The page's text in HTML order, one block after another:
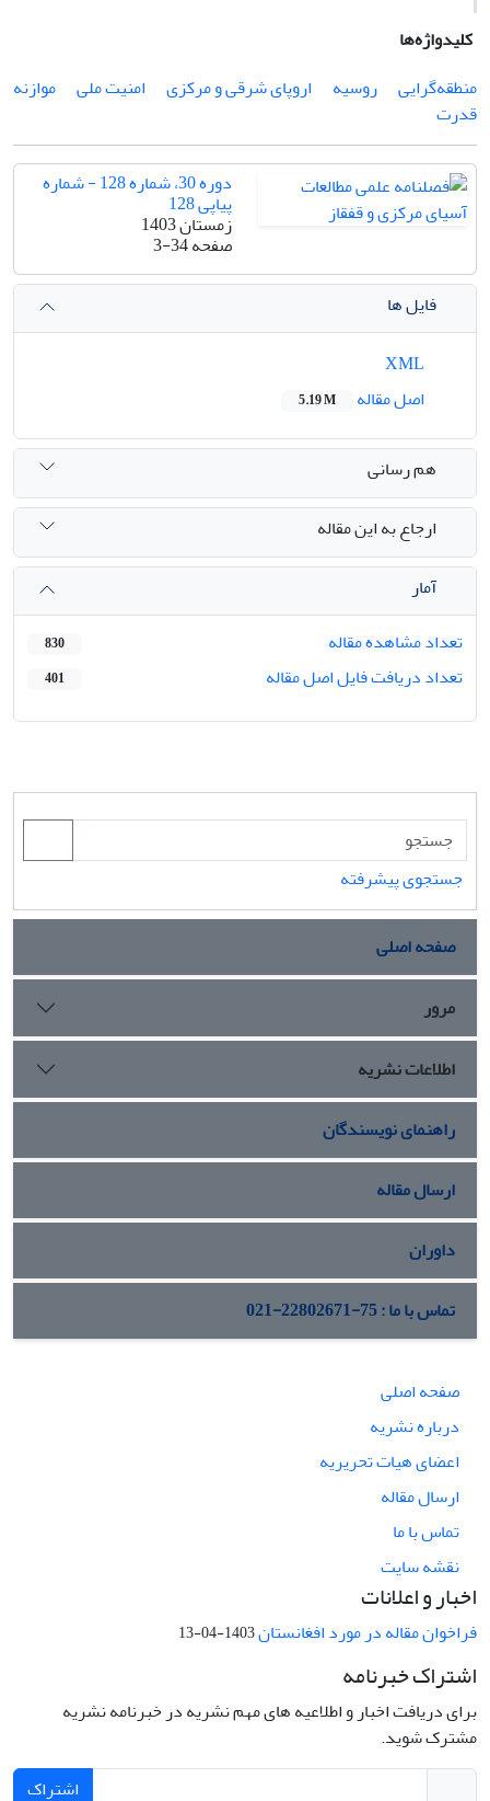
کلیدواژه‌ها
منطقه‌گرایی
روسیه اروپای شرقی و مرکزی امنیت ملی
موازنه
قدرت
دوره 30، شماره 128 - شماره
پیاپی 128
زمستان 1403
صفحه3-34
فایل ها
اصل مقاله
5.19 M
هم رسانی
ارجاع به این مقاله
آمار
تعداد مشاهده مقاله
830
تعداد دریافت فایل اصل مقاله 401
جستجوی پیشرفته
صفحه اصلی
مرور
اطلاعات نشریه
راهنمای نویسندگان
ارسال مقاله
داوران
تماس با ما : 75-22802671-021
صفحه اصلی
درباره نشریه
اعضای هیات تحریریه
ارسال مقاله
تماس با ما
نقشه سایت
اخبار و اعلانات
فراخوان مقاله در مورد افغانستان1403-04-13
اشتراک خبرنامه
برای دریافت اخبار و اطلاعیه های مهم نشریه در خبرنامه نشریه
مشترک شوید.
اشتراک